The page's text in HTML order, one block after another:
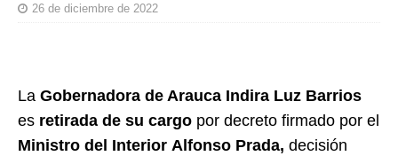
26 de diciembre de 2022
La Gobernadora de Arauca Indira Luz Barrios
es retirada de su cargo por decreto firmado por el
Ministro del Interior Alfonso Prada, decisión